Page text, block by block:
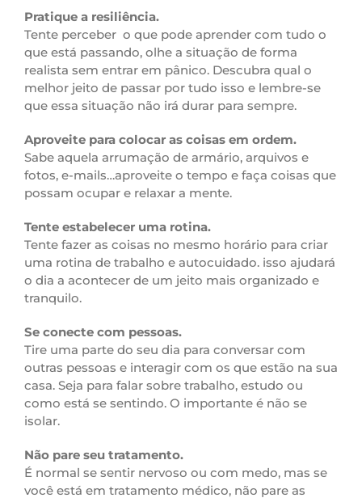
Pratique a resiliência.
Tente perceber o que pode aprender com tudo o
que está passando, olhe a situação de forma
realista sem entrar em pânico. Descubra qual o
melhor jeito de passar por tudo isso e lembre-se
que essa situação não irá durar para sempre.
Aproveite para colocar as coisas em ordem.
Sabe aquela arrumação de armário, arquivos e
fotos, e-mails…aproveite o tempo e faça coisas que
possam ocupar e relaxar a mente.
Tente estabelecer uma rotina.
Tente fazer as coisas no mesmo horário para criar
uma rotina de trabalho e autocuidado. isso ajudará
o dia a acontecer de um jeito mais organizado e
tranquilo.
Se conecte com pessoas.
Tire uma parte do seu dia para conversar com
outras pessoas e interagir com os que estão na sua
casa. Seja para falar sobre trabalho, estudo ou
como está se sentindo. O importante é não se
isolar.
Não pare seu tratamento.
É normal se sentir nervoso ou com medo, mas se
você está em tratamento médico, não pare as